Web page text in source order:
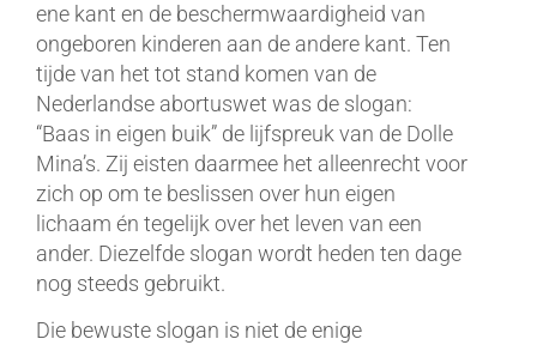
ene kant en de beschermwaardigheid van
ongeboren kinderen aan de andere kant. Ten
tijde van het tot stand komen van de
Nederlandse abortuswet was de slogan:
“Baas in eigen buik” de lijfspreuk van de Dolle
Mina’s. Zij eisten daarmee het alleenrecht voor
zich op om te beslissen over hun eigen
lichaam én tegelijk over het leven van een
ander. Diezelfde slogan wordt heden ten dage
nog steeds gebruikt.
Die bewuste slogan is niet de enige